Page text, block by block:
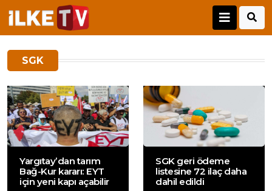
SGK
Yargıtay’dan tarım
Bağ-Kur kararı: EYT
için yeni kapı açabilir
SGK geri ödeme
listesine 72 ilaç daha
dahil edildi